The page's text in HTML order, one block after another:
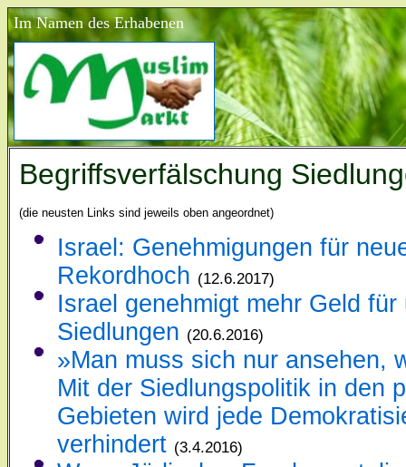
Im Namen des Erhabenen
Begriffsverfälschung
(die neusten Links sind jeweils oben angeordnet)
Israel: Genehmigungen für
Rekordhoch (12.6.2017)
Israel genehmigt mehr Geld für
Siedlungen (20.6.2016)
»Man muss sich nur ansehen,
Mit der Siedlungspolitik in den
Gebieten wird jede
verhindert (3.4.2016)